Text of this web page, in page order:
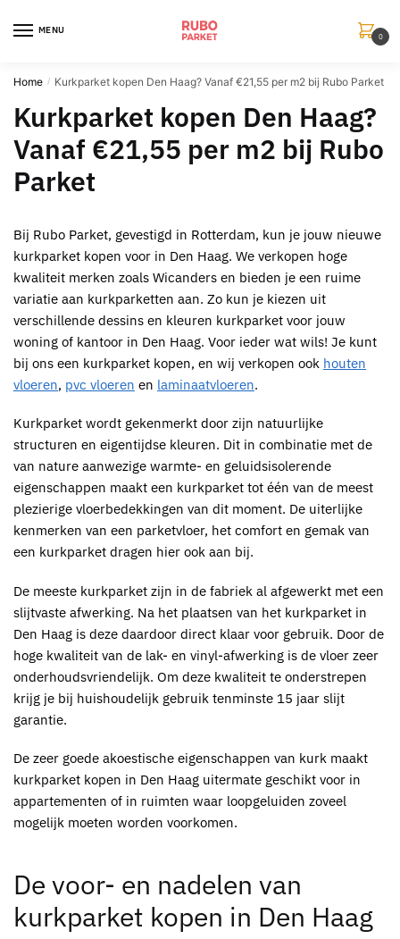
MENU
0
Home / Kurkparket kopen Den Haag? Vanaf €21,55 per m2 bij Rubo Parket
Kurkparket kopen Den Haag?
Vanaf €21,55 per m2 bij Rubo
Parket
Bij Rubo Parket, gevestigd in Rotterdam, kun je jouw nieuwe
kurkparket kopen voor in Den Haag. We verkopen hoge
kwaliteit merken zoals Wicanders en bieden je een ruime
variatie aan kurkparketten aan. Zo kun je kiezen uit
verschillende dessins en kleuren kurkparket voor jouw
woning of kantoor in Den Haag. Voor ieder wat wils! Je kunt
bij ons een kurkparket kopen, en wij verkopen ook houten
vloeren, pvc vloeren en laminaatvloeren.
Kurkparket wordt gekenmerkt door zijn natuurlijke
structuren en eigentijdse kleuren. Dit in combinatie met de
van nature aanwezige warmte- en geluidsisolerende
eigenschappen maakt een kurkparket tot één van de meest
plezierige vloerbedekkingen van dit moment. De uiterlijke
kenmerken van een parketvloer, het comfort en gemak van
een kurkparket dragen hier ook aan bij.
De meeste kurkparket zijn in de fabriek al afgewerkt met een
slijtvaste afwerking. Na het plaatsen van het kurkparket in
Den Haag is deze daardoor direct klaar voor gebruik. Door de
hoge kwaliteit van de lak- en vinyl-afwerking is de vloer zeer
onderhoudsvriendelijk. Om deze kwaliteit te onderstrepen
krijg je bij huishoudelijk gebruik tenminste 15 jaar slijt
garantie.
De zeer goede akoestische eigenschappen van kurk maakt
kurkparket kopen in Den Haag uitermate geschikt voor in
appartementen of in ruimten waar loopgeluiden zoveel
mogelijk moeten worden voorkomen.
De voor- en nadelen van
kurkparket kopen in Den Haag